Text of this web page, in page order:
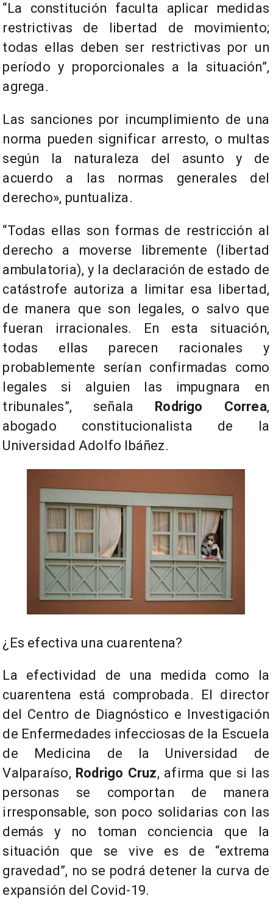
“La constitución faculta aplicar medidas
restrictivas de libertad de movimiento;
todas ellas deben ser restrictivas por un
período y proporcionales a la situación”,
agrega.
Las sanciones por incumplimiento de una
norma pueden significar arresto, o multas
según la naturaleza del asunto y de
acuerdo a las normas generales del
derecho», puntualiza.
“Todas ellas son formas de restricción al
derecho a moverse libremente (libertad
ambulatoria), y la declaración de estado de
catástrofe autoriza a limitar esa libertad,
de manera que son legales, o salvo que
fueran irracionales. En esta situación,
todas ellas parecen racionales y
probablemente serían confirmadas como
legales si alguien las impugnara en
tribunales”, señala Rodrigo Correa,
abogado constitucionalista de la
Universidad Adolfo Ibáñez.
¿Es efectiva una cuarentena?
La efectividad de una medida como la
cuarentena está comprobada. El director
del Centro de Diagnóstico e Investigación
de Enfermedades infecciosas de la Escuela
de Medicina de la Universidad de
Valparaíso, Rodrigo Cruz, afirma que si las
personas se comportan de manera
irresponsable, son poco solidarias con las
demás y no toman conciencia que la
situación que se vive es de “extrema
gravedad”, no se podrá detener la curva de
expansión del Covid-19.